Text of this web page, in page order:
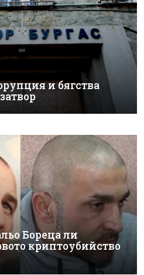
и бягства
Бореца ли
криптоубийство